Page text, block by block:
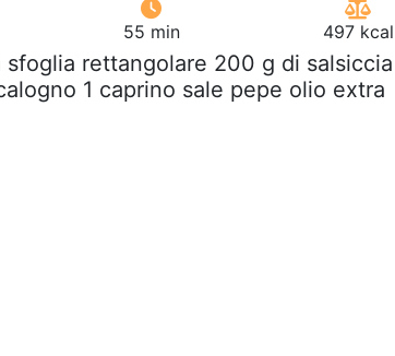
55 min 497 kcal
sfoglia rettangolare 200 g di salsiccia
1 caprino sale pepe olio extra